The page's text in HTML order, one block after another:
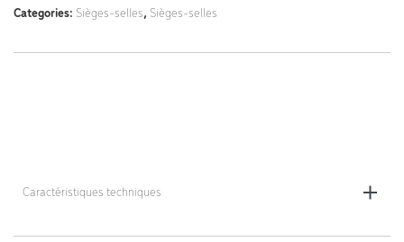
Categories: Sièges-selles, Sièges-selles
Caractéristiques techniques
Dimensions de l’assise : 41 x 32 x 29 cm